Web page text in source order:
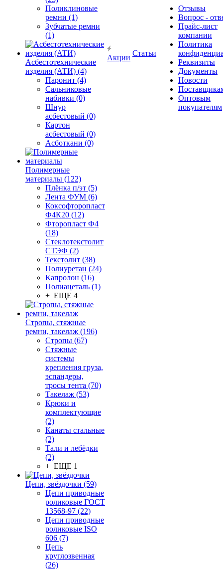
Поликлиновые
ремни (1)
Зубчатые ремни
(1)
Асбестотехнические
изделия (АТИ) (4)
Паронит (4)
Сальниковые
набивки (0)
Шнур
асбестовый (0)
Картон
асбестовый (0)
Асботкани (0)
Полимерные
материалы (122)
Плёнка п/эт (5)
Лента ФУМ (6)
Коксофторопласт
Ф4К20 (12)
Фторопласт Ф4
(18)
Стеклотекстолит
СТЭФ (2)
Текстолит (38)
Полиуретан (24)
Капролон (16)
Полиацеталь (1)
+ ЕЩЕ 4
Стропы, стяжные
ремни, такелаж (196)
Стропы (67)
Стяжные
системы
крепления груза,
эспандеры,
тросы тента (70)
Такелаж (53)
Крюки и
комплектующие
(2)
Канаты стальные
(2)
Тали и лебёдки
(2)
+ ЕЩЕ 1
Цепи, звёздочки (59)
Цепи приводные
роликовые ГОСТ
13568-97 (22)
Цепи приводные
роликовые ISO
606 (7)
Цепь
круглозвенная
(26)
Акции
Статьи
Отзывы
Вопрос -
Прайс-лист
компании
Политика
Реквизиты
Документы
Новости
Оптовым
покупателям